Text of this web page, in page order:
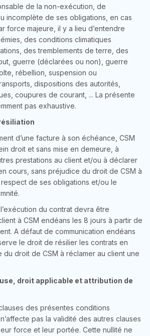
de la non-exécution, de
incomplète de ses obligations, en cas
force majeure, il y a lieu d’entendre
des conditions climatiques
des tremblements de terre, des
guerre (déclarées ou non), guerre
rébellion, suspension ou
dispositions des autorités,
coupures de courant, ... La présente
pas exhaustive.
d’une facture à son échéance, CSM
droit et sans mise en demeure, à
prestations au client et/ou à déclarer
cours, sans préjudice du droit de CSM à
de ses obligations et/ou le
du contrat devra être
à CSM endéans les 8 jours à partir de
A défaut de communication endéans
le droit de résilier les contrats en
du droit de CSM à réclamer au client une
droit applicable et attribution de
des présentes conditions
pas la validité des autres clauses
force et leur portée. Cette nullité ne